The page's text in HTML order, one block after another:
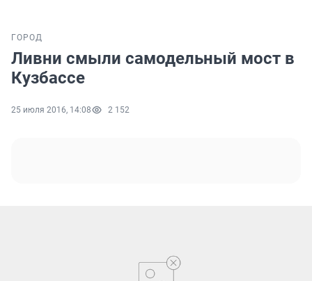
ГОРОД
Ливни смыли самодельный мост в
Кузбассе
25 июля 2016, 14:08 2 152